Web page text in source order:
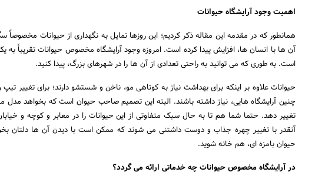
اهمیت وجود آرایشگاه حیوانات
همانطور که در مقدمه این مقاله ذکر کردیم؛ این روزها تمایل به نگهداری از حیوانات
آن ها با انسان ها، افزایش پیدا کرده است. امروزه وجود آرایشگاه مخصوص حیوانات تقریباً
است. به طوری که می توانید به راحتی تعدادی از آن ها را در شهرهای بزرگ، پیدا کنید.
حیوانات علاوه بر اینکه برای بهداشت نیاز به کوتاهی مو، ناخن و شستشو دارند؛ برای تغییر
چنین آرایشگاه هایی، نیاز داشته باشند. البته این تصمیم صاحب حیوان است که بخواهد مدل
تغییر دهد. حتما شما هم تا به حال سبک متفاوتی از این حیوانات را در معابر و کوچه و
آنقدر با تغییر چهره جذاب و دوست داشتنی می شوند که ممکن است با دیدن آن ها دلتان
حیوان بامزه ای، هم خانه شوید.
در آرایشگاه مخصوص حیوانات چه خدماتی ارائه می گردد؟